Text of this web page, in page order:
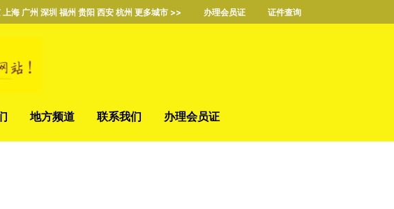
上海 广州 深圳 福州 贵阳 西安 杭州 更多城市 >> 办理会员证 证件查询
地方频道 联系我们 办理会员证